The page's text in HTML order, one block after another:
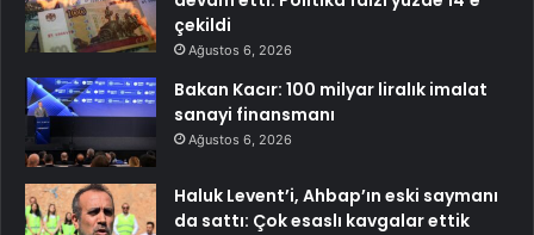
çekildi
Ağustos 6, 2026
Bakan Kacır: 100 milyar liralık imalat
sanayi finansmanı
Ağustos 6, 2026
Haluk Levent’i, Ahbap’ın eski saymanı
da sattı: Çok esaslı kavgalar ettik